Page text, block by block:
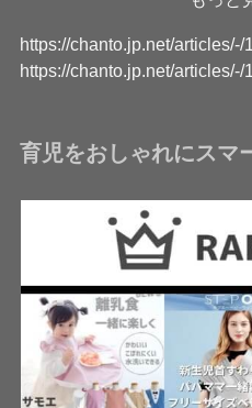
https://chanto.jp.net/articles/-/
https://chanto.jp.net/articles/-/
育児をおしゃれにスマ